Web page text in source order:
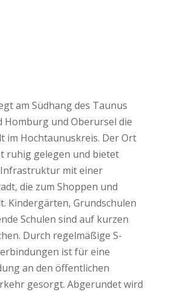
am Südhang des Taunus
Homburg und Oberursel die
im Hochtaunuskreis. Der Ort
ruhig gelegen und bietet
mit einer
die zum Shoppen und
Kindergärten, Grundschulen
Schulen sind auf kurzen
Durch regelmäßige S-
ist für eine
an den öffentlichen
gesorgt. Abgerundet wird